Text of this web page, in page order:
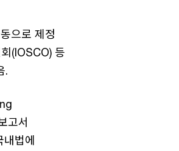
으로 제정
(IOSCO) 등
.
고서
법에